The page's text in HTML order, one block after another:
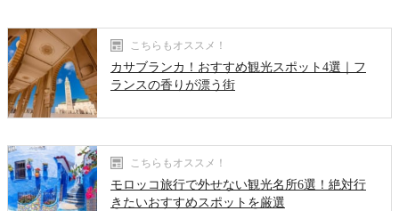
こちらもオススメ！
カサブランカ！おすすめ観光スポット4選｜フ
ランスの香りが漂う街
こちらもオススメ！
モロッコ旅行で外せない観光名所6選！絶対行
きたいおすすめスポットを厳選